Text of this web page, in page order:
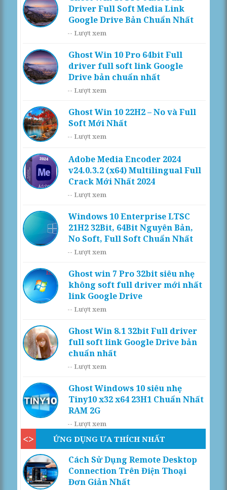
Driver Full Soft Media Link
Google Drive Bản Chuẩn Nhất
-- Lượt xem
Ghost Win 10 Pro 64bit Full
driver full soft link Google
Drive bản chuẩn nhất
-- Lượt xem
Ghost Win 10 22H2 – No và Full
Soft Mới Nhất
-- Lượt xem
Adobe Media Encoder 2024
v24.0.3.2 (x64) Multilingual Full
Crack Mới Nhất 2024
-- Lượt xem
Windows 10 Enterprise LTSC
21H2 32Bit, 64Bit Nguyên Bản,
No Soft, Full Soft Chuẩn Nhất
-- Lượt xem
Ghost win 7 Pro 32bit siêu nhẹ
không soft full driver mới nhất
link Google Drive
-- Lượt xem
Ghost Win 8.1 32bit Full driver
full soft link Google Drive bản
chuẩn nhất
-- Lượt xem
Ghost Windows 10 siêu nhẹ
Tiny10 x32 x64 23H1 Chuẩn Nhất
RAM 2G
-- Lượt xem
ỨNG DỤNG ƯA THÍCH NHẤT
Cách Sử Dụng Remote Desktop
Connection Trên Điện Thoại
Đơn Giản Nhất